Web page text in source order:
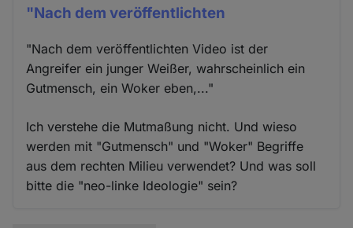
"Nach dem veröffentlichten
"Nach dem veröffentlichten Video ist der
Angreifer ein junger Weißer, wahrscheinlich ein
Gutmensch, ein Woker eben,..."
Ich verstehe die Mutmaßung nicht. Und wieso
werden mit "Gutmensch" und "Woker" Begriffe
aus dem rechten Milieu verwendet? Und was soll
bitte die "neo-linke Ideologie" sein?